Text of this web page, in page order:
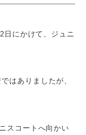
日にかけて、ジュニ
はありましたが、
スコートへ向かい